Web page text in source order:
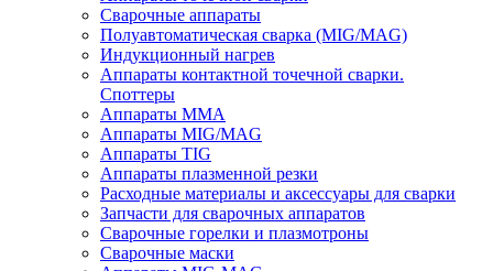
Сварочные аппараты
Полуавтоматическая сварка (MIG/MAG)
Индукционный нагрев
Аппараты контактной точечной сварки.
Споттеры
Аппараты MMA
Аппараты MIG/MAG
Аппараты TIG
Аппараты плазменной резки
Расходные материалы и аксессуары для сварки
Запчасти для сварочных аппаратов
Сварочные горелки и плазмотроны
Сварочные маски